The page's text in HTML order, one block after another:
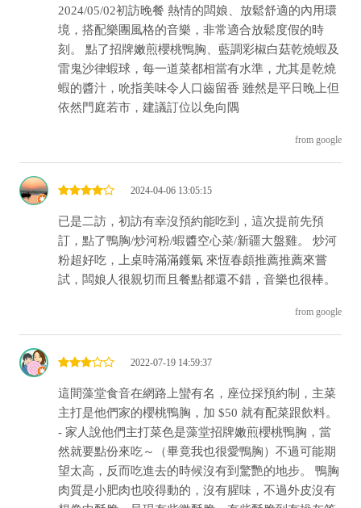
2024/05/02初訪晚餐 熱情的闆娘、放鬆舒適的內用環
境，搭配樂團風格的音樂，非常適合放鬆度假的時
刻。 點了招牌嫩煎櫻桃鴨胸、藍調彩椒白菇乾燒蝦及
雷鬼沙律蝦球，每一道菜都相當有水準，尤其是乾燒
蝦的醬汁，吮指美味令人口齒留香 雖然是平日晚上但
依然門庭若市，建議訂位以免向隅
from google
2024-04-06 13:05:15
已是二訪，初訪有幸沒預約能吃到，這次提前先預
訂，點了鴨胸/炒河粉/蝦醬空心菜/新疆大盤雞。 炒河
粉超好吃，上桌時滿滿鑊氣 來恆春頗推薦推薦來嘗
試，闆娘人很親切而且餐點都還不錯，音樂也很棒。
from google
2022-07-19 14:59:37
這間藻堂食音在網路上蠻有名，座位採預約制，主菜
主打是他們家的櫻桃鴨胸，加 $50 就有配菜跟飲料。
- 家人說他們主打菜色是藻堂招牌嫩煎櫻桃鴨胸，當
然就要點份來吃～（畢竟我也很愛鴨胸）不過可能期
望太高，反而吃進去的時候沒有到驚艷的地步。 鴨胸
肉質是小肥肉也咬得動的，沒有腥味，不過外皮沒有